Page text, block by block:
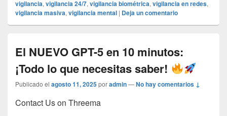
vigilancia, vigilancia 24/7, vigilancia biométrica, vigilancia en redes,
vigilancia masiva, vigilancia mental | Deja un comentario
El NUEVO GPT-5 en 10 minutos:
¡Todo lo que necesitas saber!
Publicado el agosto 11, 2025poradmin—No hay comentarios ↓
Contact Us on Threema